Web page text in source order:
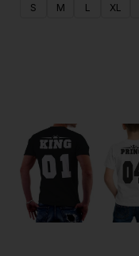
S M L XL